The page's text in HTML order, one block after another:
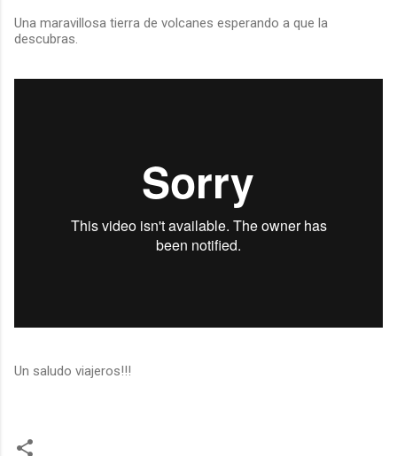
Una maravillosa tierra de volcanes esperando a que la
descubras.
Un saludo viajeros!!!